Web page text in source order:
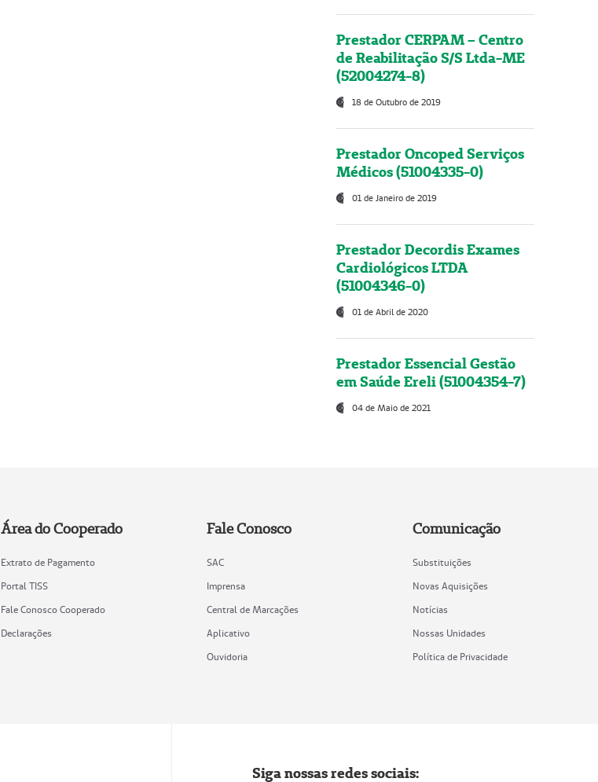
Prestador CERPAM – Centro
de Reabilitação S/S Ltda-ME
(52004274-8)
18 de Outubro de 2019
Prestador Oncoped Serviços
Médicos (51004335-0)
01 de Janeiro de 2019
Prestador Decordis Exames
Cardiológicos LTDA
(51004346-0)
01 de Abril de 2020
Prestador Essencial Gestão
em Saúde Ereli (51004354-7)
04 de Maio de 2021
Área do Cooperado
Extrato de Pagamento
Portal TISS
Fale Conosco Cooperado
Declarações
Fale Conosco
SAC
Imprensa
Central de Marcações
Aplicativo
Ouvidoria
Comunicação
Substituições
Novas Aquisições
Notícias
Nossas Unidades
Política de Privacidade
Siga nossas redes sociais: